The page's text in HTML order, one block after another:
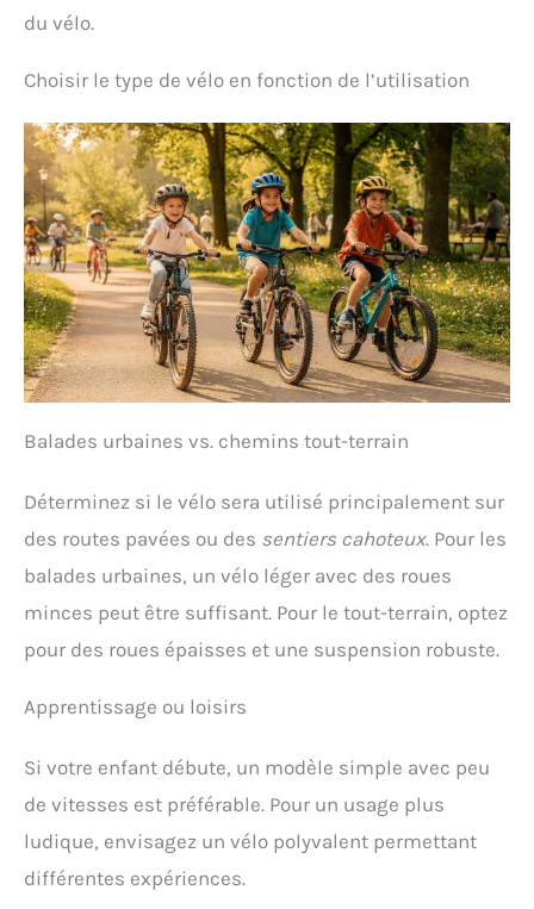
de susciter sa passion pour le VTT et les activités de
plaisir de faire du vélo avec votre tout-petit !
du vélo.
Choisir le type de vélo en fonction de l’utilisation
Balades urbaines vs. chemins tout-terrain
Déterminez si le vélo sera utilisé principalement sur
des routes pavées ou des sentiers cahoteux. Pour les
balades urbaines, un vélo léger avec des roues
minces peut être suffisant. Pour le tout-terrain, optez
pour des roues épaisses et une suspension robuste.
Apprentissage ou loisirs
Si votre enfant débute, un modèle simple avec peu
de vitesses est préférable. Pour un usage plus
ludique, envisagez un vélo polyvalent permettant
différentes expériences.